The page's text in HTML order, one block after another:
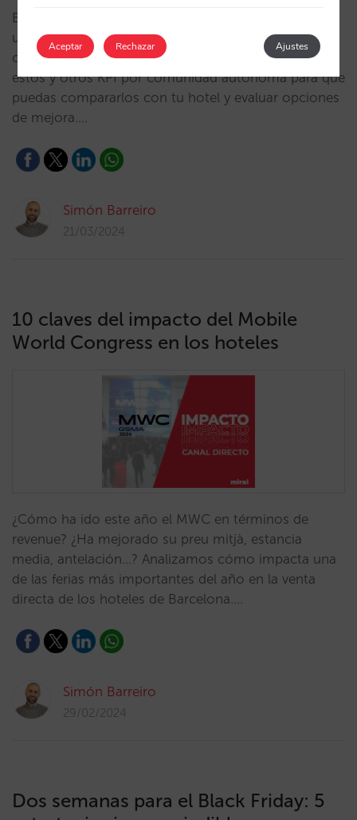
Esta Semana Santa la venta mejora un 26% y el ADR
un 9% con respecto a 2023, pero la tasa de
cancelación crece cnsiderablemente. Analizamos
estos y otros KPI por comunidad autónoma para que
puedas compararlos con tu hotel y evaluar opciones
de mejora.…
Simón Barreiro
21/03/2024
10 claves del impacto del Mobile
World Congress en los hoteles
¿Cómo ha ido este año el MWC en términos de
revenue? ¿Ha mejorado su preu mitjà, estancia
media, antelación…? Analizamos cómo impacta una
de las ferias más importantes del año en la venta
directa de los hoteles de Barcelona.…
Simón Barreiro
29/02/2024
Dos semanas para el Black Friday: 5
Aceptar Ajustes
Rechazar